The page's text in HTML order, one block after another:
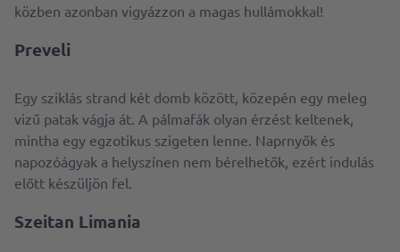
közben azonban vigyázzon a magas hullámokkal!
Preveli
Egy sziklás strand két domb között, közepén egy meleg
vizű patak vágja át. A pálmafák olyan érzést keltenek,
mintha egy egzotikus szigeten lenne. Naprnyők és
napozóágyak a helyszínen nem bérelhetők, ezért indulás
előtt készüljön fel.
Szeitan Limania